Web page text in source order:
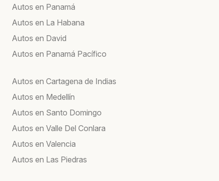
Autos en Panamá
Autos en La Habana
Autos en David
Autos en Panamá Pacífico
Autos en Cartagena de Indias
Autos en Medellín
Autos en Santo Domingo
Autos en Valle Del Conlara
Autos en Valencia
Autos en Las Piedras